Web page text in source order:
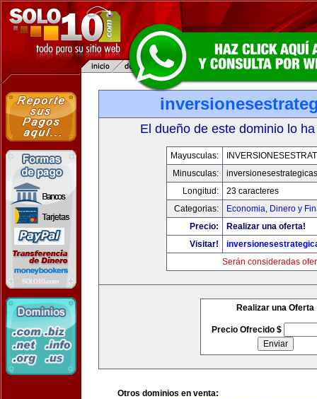
El dueño de este dominio lo
Mayusculas:
Minusculas:
Longitud:
23 caracteres
Categorias:
Economia, Dinero y
Precio:
Realizar una oferta!
Visitar!
Serán consideradas
Realizar una Oferta
Precio Ofrecido $
Otros dominios en venta: